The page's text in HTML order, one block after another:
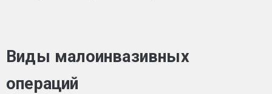
Виды малоинвазивных
операций